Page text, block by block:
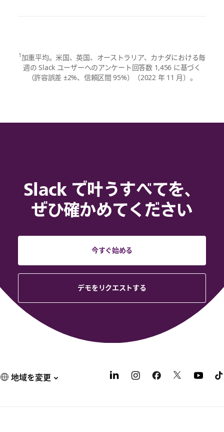
1加重平均。米国、英国、オーストラリア、カナダにおける毎
週の Slack ユーザーへのアンケート回答数 1,456 に基づく
（許容誤差 ±2%、信頼区間 95%）（2022 年 11 月）。
Slack で叶うすべてを、
ぜひ確かめてください
今すぐ始める
デモをリクエストする
地域を変更